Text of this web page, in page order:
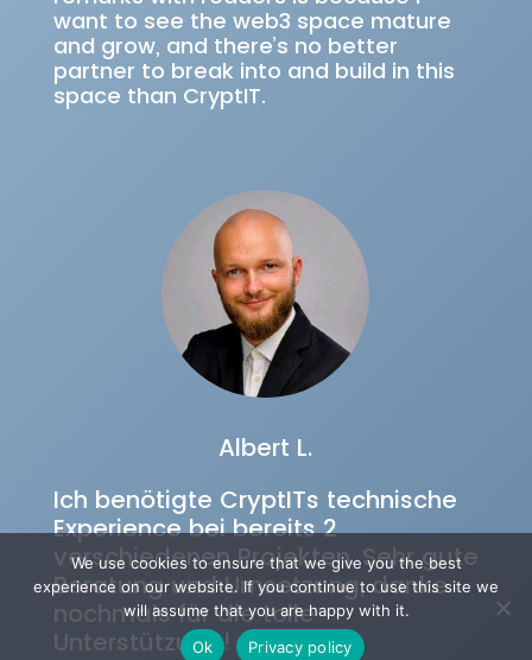
want to see the web3 space mature
and grow, and there’s no better
partner to break into and build in this
space than CryptIT.
Albert L.
Ich benötigte CryptITs technische
Experience bei bereits 2
verschiedenen Projekten. Sehr gute
Beratung und Umsetzung, danke
nochmals für die tolle
Unterstützung!
We use cookies to ensure that we give you the best
experience on our website. If you continue to use this site we
will assume that you are happy with it.
Ok
Privacy policy